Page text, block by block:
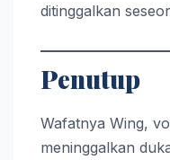
ditinggalkan
Penutup
Wafatnya Wing,
meninggalkan